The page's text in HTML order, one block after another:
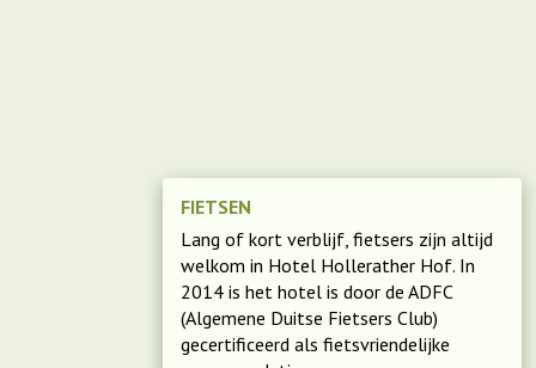
FIETSEN
Lang of kort verblijf, fietsers zijn altijd
welkom in Hotel Hollerather Hof. In
2014 is het hotel is door de ADFC
(Algemene Duitse Fietsers Club)
gecertificeerd als fietsvriendelijke